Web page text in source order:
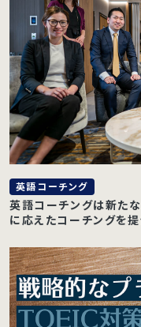
英語コーチング
英語コーチングは新た
に応えたコーチングを提